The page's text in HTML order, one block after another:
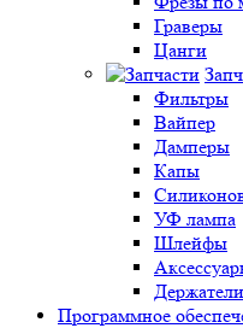
Граверы
Цанги
Фильтры
Вайпер
Дамперы
Капы
УФ лампа
Шлейфы
Программное